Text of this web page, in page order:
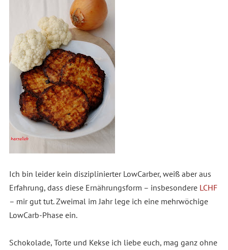
Ich bin leider kein disziplinierter LowCarber, weiß aber aus
Erfahrung, dass diese Ernährungsform – insbesondere LCHF
– mir gut tut. Zweimal im Jahr lege ich eine mehrwöchige
LowCarb-Phase ein.
Schokolade, Torte und Kekse ich liebe euch, mag ganz ohne